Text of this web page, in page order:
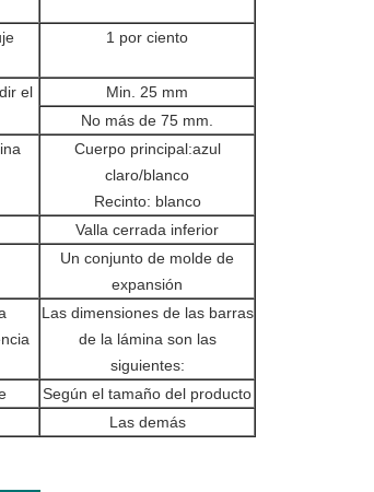
1 por ciento
el
Min. 25 mm
No más de 75 mm.
Cuerpo principal:azul
claro/blanco
Recinto: blanco
Valla cerrada inferior
Un conjunto de molde de
expansión
Las dimensiones de las barras
de la lámina son las
siguientes:
Según el tamaño del producto
Las demás